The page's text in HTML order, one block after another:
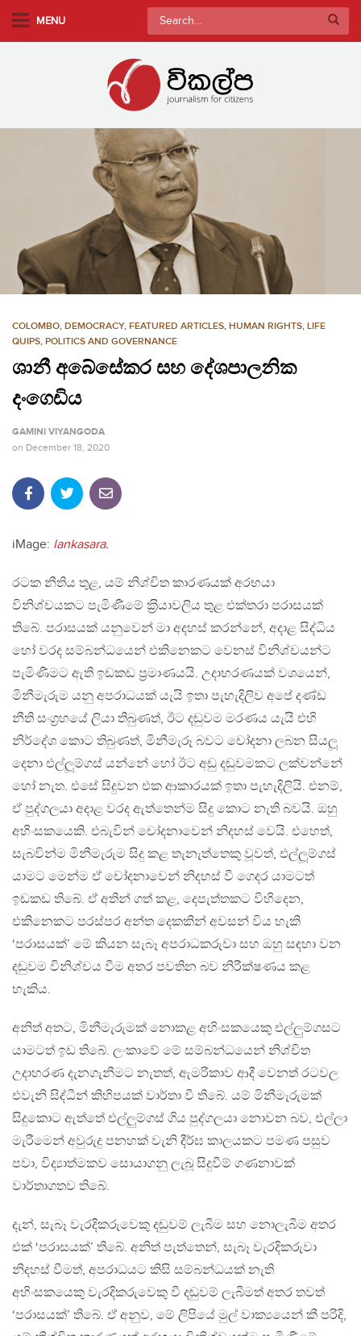
m
e
MENU
Search
for:
COLOMBO, DEMOCRACY, FEATURED ARTICLES, HUMAN RIGHTS, LIFE
QUIPS, POLITICS AND GOVERNANCE
ශානී අබේසේකර සහ දේශපාලනික
දංගෙඩිය
GAMINI VIYANGODA
on December 18, 2020
iMage: lankasara.
රටක නීතිය තුළ, යම් නිශ්චිත කාරණයක් අරභයා
විනිශ්චයකට පැමිණීමේ ක‍්‍රියාවලිය තුළ එක්තරා පරාසයක්
තිබේ. පරාසයක් යනුවෙන් මා අදහස් කරන්නේ, අදාළ සිද්ධිය
හෝ වරද සම්බන්ධයෙන් එකිනෙකට වෙනස් විනිශ්චයන්ට
පැමිණීමට ඇති ඉඩකඩ ප‍්‍රමාණයයි. උදාහරණයක් වශයෙන්,
මිනීමැරුම යනු අපරාධයක් යැයි ඉතා පැහැදිලිව අපේ දණ්ඩ
නීති සංග‍්‍රහයේ ලියා තිබුණත්, ඊට දඬුවම මරණය යැයි එහි
නිර්දේශ කොට තිබුණත්, මිනීමැරූ බවට චෝදනා ලබන සියලූ
දෙනා එල්ලූම්ගස් යන්නේ හෝ ඊට අඩු දඬුවමකට ලක්වන්නේ
හෝ නැත. එසේ සිදුවන එක ආකාරයක් ඉතා පැහැදිලියි. එනම්,
ඒ පුද්ගලයා අදාළ වරද ඇත්තෙන්ම සිදු කොට නැති බවයි. ඔහු
අහිංසකයෙකි. එබැවින් චෝදනාවෙන් නිදහස් වෙයි. එහෙත්,
සැබවින්ම මිනීමැරුම සිදු කළ තැනැත්තෙකු වූවත්, එල්ලූම්ගස්
යාමට මෙන්ම ඒ චෝදනාවෙන් නිදහස් වී ගෙදර යාමටත්
ඉඩකඩ තිබේ. ඒ අතින් ගත් කළ, දෙපැත්තකට විහිදෙන,
එකිනෙකට පරස්පර අන්ත දෙකකින් අවසන් විය හැකි
‘පරාසයක්’ මේ කියන සැබෑ අපරාධකරුවා සහ ඔහු සඳහා වන
දඬුවම විනිශ්චය වීම අතර පවතින බව නිරීක්ෂණය කළ
හැකිය.
අනිත් අතට, මිනීමැරුමක් නොකළ අහිංසකයෙකු එල්ලුම්ගසට
යාමටත් ඉඩ තිබේ. ලංකාවේ මේ සම්බන්ධයෙන් නිශ්චිත
උදාහරණ දැනගැනීමට නැතත්, ඇමරිකාව ආදී වෙනත් රටවල
එවැනි සිද්ධීන් කිහිපයක් වාර්තා වී තිබේ. යම් මිනීමැරුමක්
සිදුකොට ඇත්තේ එල්ලුම්ගස් ගිය පුද්ගලයා නොවන බව, එල්ලා
මැරීමෙන් අවුරුදු පනහක් වැනි දීර්ඝ කාලයකට පමණ පසුව
පවා, විද්‍යාත්මකව සොයාගනු ලැබූ සිදුවීම් ගණනාවක්
වාර්තාගතව තිබේ.
දැන්, සැබෑ වැරදිකරුවෙකු දඬුවම් ලැබීම සහ නොලැබීම අතර
එක් ‘පරාසයක්’ තිබේ. අනිත් පැත්තෙන්, සැබෑ වැරදිකරුවා
නිදහස් වීමත්, අපරාධයට කිසි සම්බන්ධයක් නැති
අහිංසකයෙකු වැරදිකරුවෙකු වී දඬුවම් ලැබීමත් අතර තවත්
‘පරාසයක්’ තිබේ. ඒ අනුව, මේ ලිපියේ මුල් වාක්‍යයෙන් කී පරිදි,